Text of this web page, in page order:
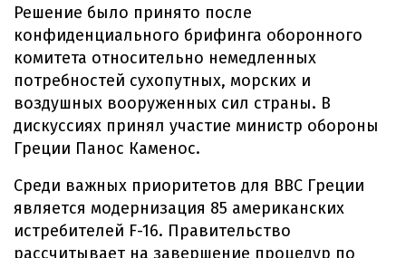
Решение было принято после
конфиденциального брифинга оборонного
комитета относительно немедленных
потребностей сухопутных, морских и
воздушных вооруженных сил страны. В
дискуссиях принял участие министр обороны
Греции Панос Каменос.
Среди важных приоритетов для ВВС Греции
является модернизация 85 американских
истребителей F-16. Правительство
рассчитывает на завершение процедур по